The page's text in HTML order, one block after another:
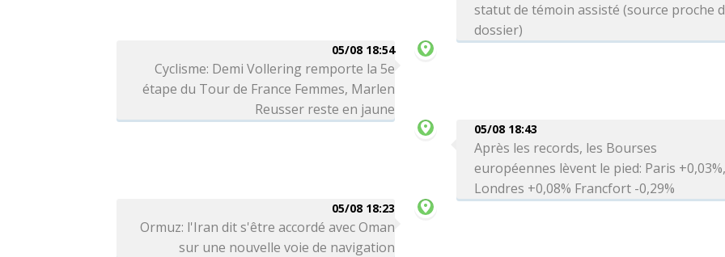
statut de témoin assisté (source proche
dossier)
05/08 18:54
Cyclisme: Demi Vollering remporte la 5e
étape du Tour de France Femmes, Marlen
Reusser reste en jaune
05/08 18:43
Après les records, les Bourses
européennes lèvent le pied: Paris
Londres +0,08% Francfort -0,29%
05/08 18:23
Ormuz: l'Iran dit s'être accordé avec Oman
sur une nouvelle voie de navigation